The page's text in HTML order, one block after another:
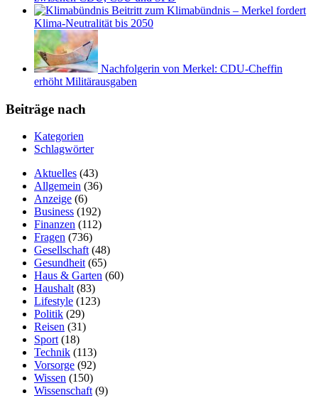
Beitritt zum Klimabündnis – Merkel fordert
Klima-Neutralität bis 2050
Nachfolgerin von Merkel: CDU-Cheffin
erhöht Militärausgaben
Beiträge nach
Kategorien
Schlagwörter
Aktuelles (43)
Allgemein (36)
Anzeige (6)
Business (192)
Finanzen (112)
Fragen (736)
Gesellschaft (48)
Gesundheit (65)
Haus & Garten (60)
Haushalt (83)
Lifestyle (123)
Politik (29)
Reisen (31)
Sport (18)
Technik (113)
Vorsorge (92)
Wissen (150)
Wissenschaft (9)